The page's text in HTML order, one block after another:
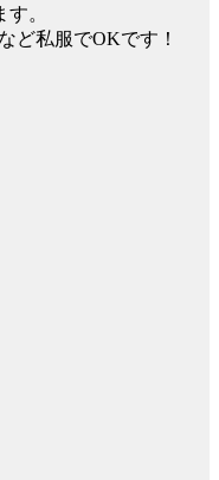
。
ど私服でOKです！